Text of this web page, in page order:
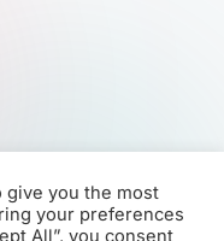
give you the most
your preferences
All”, you consent